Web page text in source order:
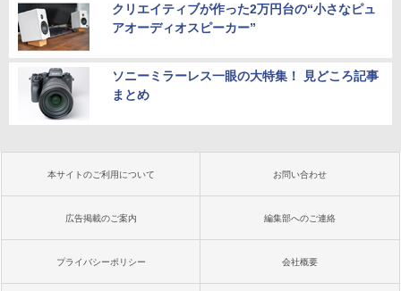
クリエイティブが作った2万円台の“小さなピュ
アオーディオスピーカー”
ソニーミラーレス一眼の大特集！ 見どころ記事
まとめ
本サイトのご利用について お問い合わせ
広告掲載のご案内 編集部へのご連絡
プライバシーポリシー 会社概要